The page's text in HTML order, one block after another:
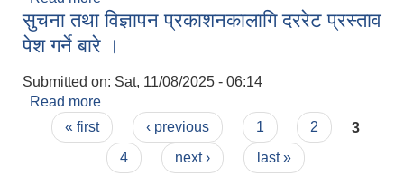
01/BRM/GOODS/NCB/ 082-083 Procurement
of Supply and delivery of medicine and medical
items
सुचना तथा विज्ञापन प्रकाशनकालागि दररेट प्रस्ताव
पेश गर्ने बारे ।
Submitted on: Sat, 11/08/2025 - 06:14
Read more
पेश गर्ने बारे ।
Pages
« first ‹ previous 1 2
3
4
next › last »